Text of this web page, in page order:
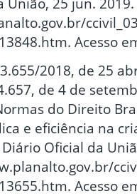
Acesso
2018, de 25
de 4 de
do Direito
e eficiência na
Oficial da
Acesso